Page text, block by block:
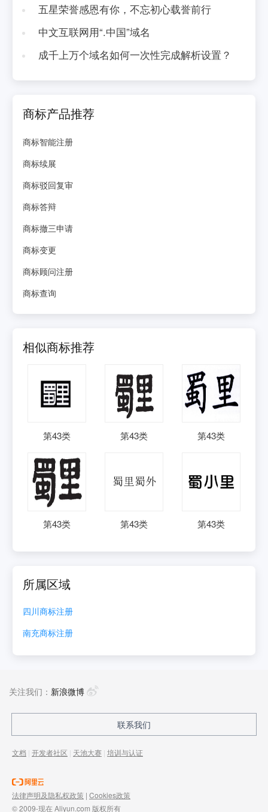
五星荣誉感恩有你，不忘初心载誉前行
中文互联网用“.中国”域名
成千上万个域名如何一次性完成解析设置？
商标产品推荐
商标智能注册
商标续展
商标驳回复审
商标答辩
商标撤三申请
商标变更
商标顾问注册
商标查询
相似商标推荐
第43类 第43类 第43类
第43类 第43类 第43类
所属区域
四川商标注册
南充商标注册